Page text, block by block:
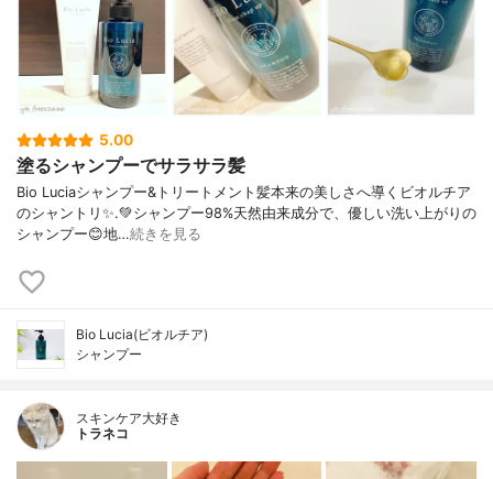
5.00
塗るシャンプーでサラサラ髪
Bio Luciaシャンプー&トリートメント⁡髪本来の美しさへ導くビオルチア
のシャントリ✨⁡.💚シャンプー98%天然由来成分で、優しい洗い上がりの
シャンプー😊地…続きを見る
Bio Lucia(ビオルチア)
シャンプー
スキンケア大好き
トラネコ